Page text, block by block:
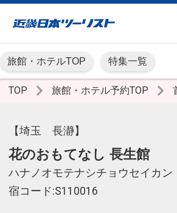
旅館・ホテルTOP 特集一覧
TOP 旅館・ホテル予約TOP
【埼玉 長瀞】
花のおもてなし 長生館
ハナノオモテナシチョウセイカン
宿コード:S110016